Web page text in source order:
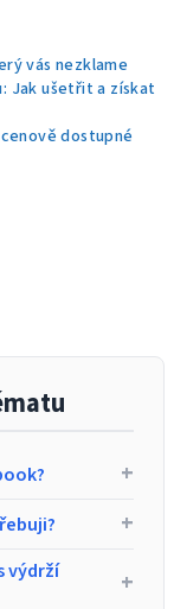
vás nezklame
Jak ušetřit a získat
dostupné
+
a
či Lenovo
výrazně vyšší
z
+
16 GB
výdrží
+